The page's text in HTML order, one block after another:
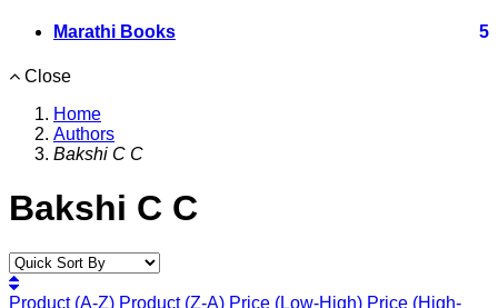
Marathi Books 5
Close
Home
Authors
Bakshi C C
Bakshi C C
Product (A-Z) Product (Z-A) Price (Low-High) Price (High-